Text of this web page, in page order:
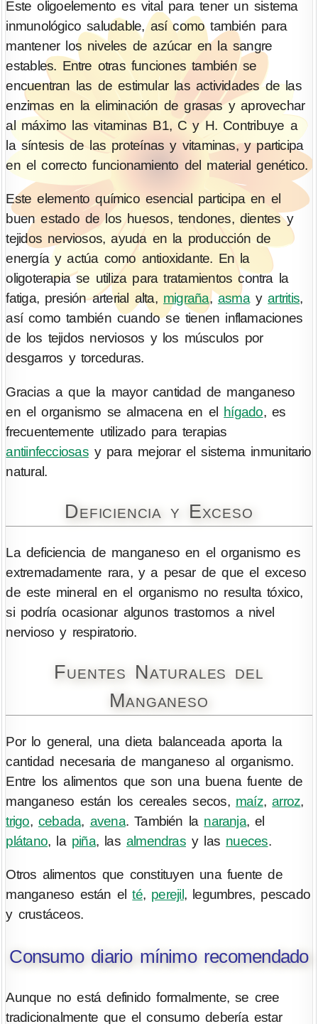
Este oligoelemento es vital para tener un sistema
inmunológico saludable, así como también para
mantener los niveles de azúcar en la sangre
estables. Entre otras funciones también se
encuentran las de estimular las actividades de las
enzimas en la eliminación de grasas y aprovechar
al máximo las vitaminas B1, C y H. Contribuye a
la síntesis de las proteínas y vitaminas, y participa
en el correcto funcionamiento del material genético.
Este elemento químico esencial participa en el
buen estado de los huesos, tendones, dientes y
tejidos nerviosos, ayuda en la producción de
energía y actúa como antioxidante. En la
oligoterapia se utiliza para tratamientos contra la
fatiga, presión arterial alta, migraña,asmayartritis,
así como también cuando se tienen inflamaciones
de los tejidos nerviosos y los músculos por
desgarros y torceduras.
Gracias a que la mayor cantidad de manganeso
en el organismo se almacena en el hígado, es
frecuentemente utilizado para terapias
antiinfecciosasy para mejorar el sistema inmunitario
natural.
Deficiencia y Exceso
La deficiencia de manganeso en el organismo es
extremadamente rara, y a pesar de que el exceso
de este mineral en el organismo no resulta tóxico,
si podría ocasionar algunos trastornos a nivel
nervioso y respiratorio.
Fuentes Naturales del
Manganeso
Por lo general, una dieta balanceada aporta la
cantidad necesaria de manganeso al organismo.
Entre los alimentos que son una buena fuente de
manganeso están los cereales secos, maíz,arroz,
trigo, cebada, avena. También la naranja, el
plátano, la piña, las almendrasy las nueces.
Otros alimentos que constituyen una fuente de
manganeso están elté, perejil , legumbres, pescado
y crustáceos.
Consumo diario mínimo recomendado
Aunque no está definido formalmente, se cree
tradicionalmente que el consumo debería estar